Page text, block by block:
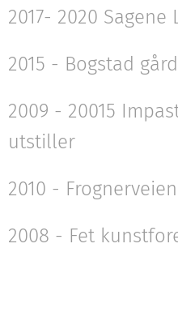
2017- 2020 Sagene
2015 - Bogstad gård
2009 - 20015
utstiller
2010 -
2008 - Fet